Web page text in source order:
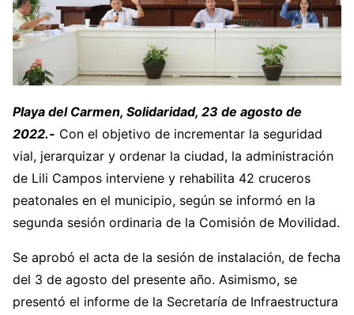
Playa del Carmen, Solidaridad, 23 de agosto de
2022.- Con el objetivo de incrementar la seguridad
vial, jerarquizar y ordenar la ciudad, la administración
de Lili Campos interviene y rehabilita 42 cruceros
peatonales en el municipio, según se informó en la
segunda sesión ordinaria de la Comisión de Movilidad.
Se aprobó el acta de la sesión de instalación, de fecha
del 3 de agosto del presente año. Asimismo, se
presentó el informe de la Secretaría de Infraestructura